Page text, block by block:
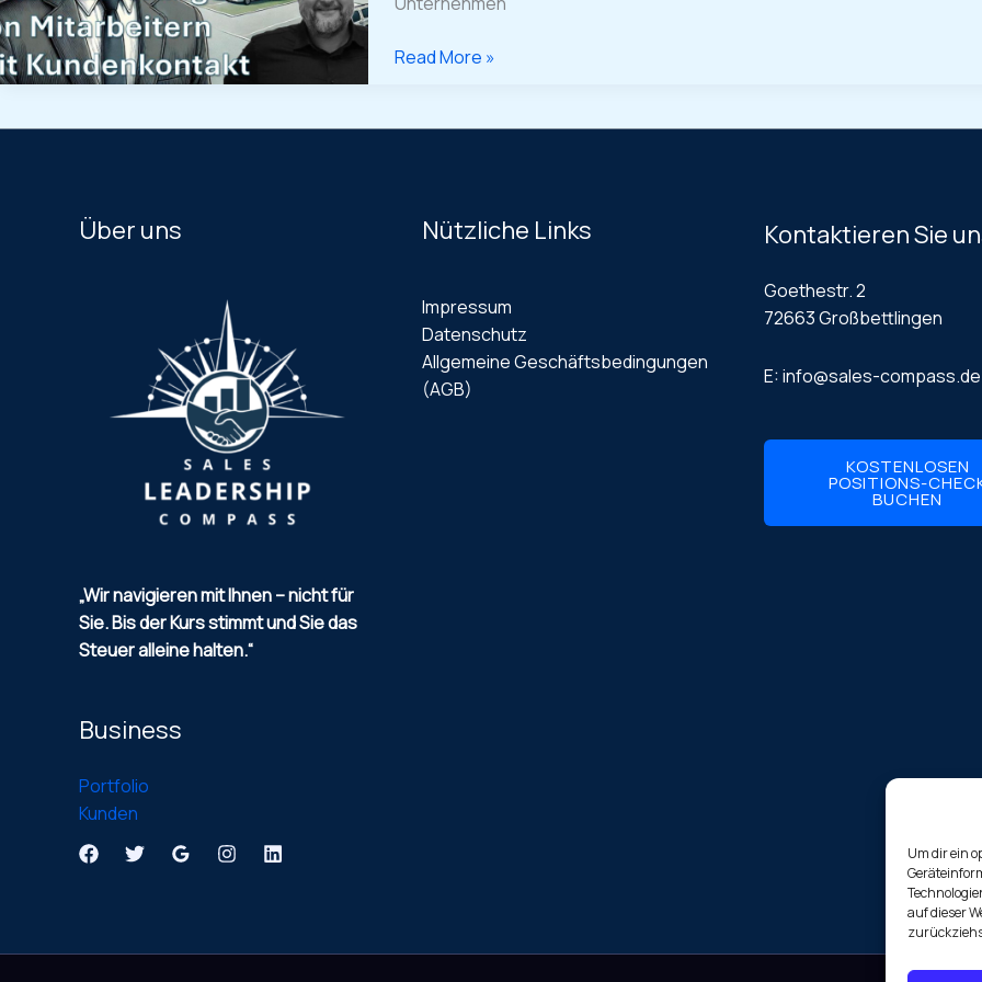
Um dir ein
auf dieser
Read More »
Über uns
„Wir navigieren mit Ihnen – nicht für
Sie.Bis der Kurs stimmt und Sie das
Steuer alleine halten.“
Business
Portfolio
Kunden
Nützliche Links
Impressum
Datenschutz
Allgemeine Geschäftsbedingungen
(AGB)
Kontaktieren Sie
Goethestr. 2
72663 Großbettlingen
E: info@sales-compass.de
KOSTENLOSEN
POSITIONS-
BUCHEN